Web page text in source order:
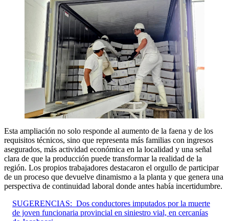
Esta ampliación no solo responde al aumento de la faena y de los
requisitos técnicos, sino que representa más familias con ingresos
asegurados, más actividad económica en la localidad y una señal
clara de que la producción puede transformar la realidad de la
región. Los propios trabajadores destacaron el orgullo de participar
de un proceso que devuelve dinamismo a la planta y que genera una
perspectiva de continuidad laboral donde antes había incertidumbre.
SUGERENCIAS: Dos conductores imputados por la muerte
de joven funcionaria provincial en siniestro vial, en cercanías